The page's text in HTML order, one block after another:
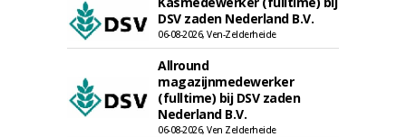
DSV zaden Nederland B.V.
06-08-2026, Ven-Zelderheide
Allround
magazijnmedewerker
(fulltime) bij DSV zaden
Nederland B.V.
06-08-2026, Ven Zelderheide